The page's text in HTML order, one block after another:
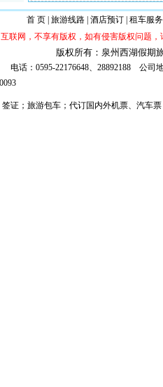
首 页| 旅游线路| 酒店预订| 租车服务
联网，不享有版权，如有侵害版权问题
版权所有：泉州西湖假
电话：0595-22176648、28892188 公
证；旅游包车；代订国内外机票、汽